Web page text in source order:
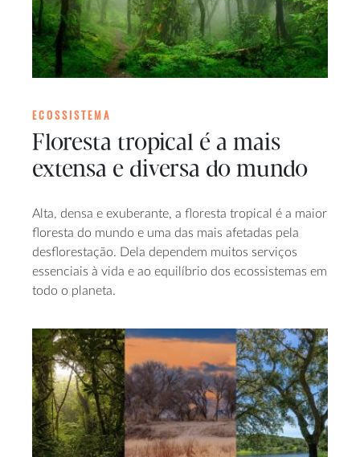
ECOSSISTEMA
Floresta tropical é a mais
extensa e diversa do mundo
Alta, densa e exuberante, a floresta tropical é a maior
floresta do mundo e uma das mais afetadas pela
desflorestação. Dela dependem muitos serviços
essenciais à vida e ao equilíbrio dos ecossistemas em
todo o planeta.